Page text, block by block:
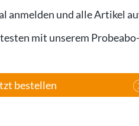
anmelden und alle Artikel
mit unserem
bestellen